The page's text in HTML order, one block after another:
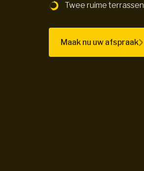
Twee ruime terrassen
Maak nu uw afspraak